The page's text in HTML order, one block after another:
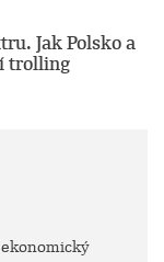
Jak Polsko a
trolling